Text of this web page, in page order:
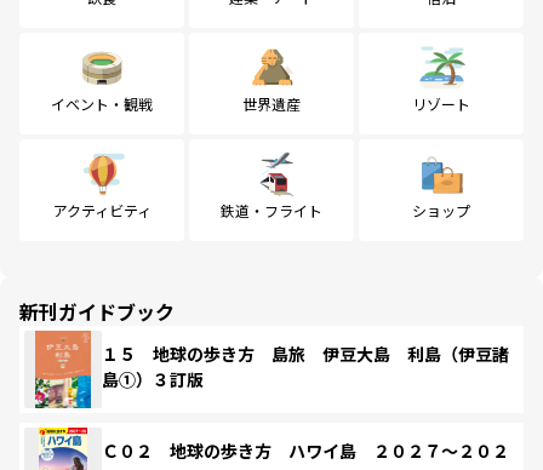
イベント・観戦 世界遺産 リゾート
アクティビティ 鉄道・フライト ショップ
新刊ガイドブック
１５ 地球の歩き方 島旅 伊豆大島 利島（伊豆諸
島①）３訂版
Ｃ０２ 地球の歩き方 ハワイ島 ２０２７～２０２